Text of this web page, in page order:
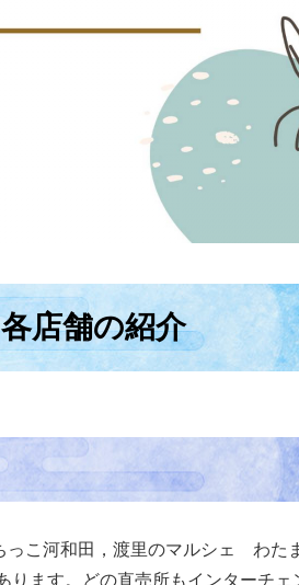
店舗の紹介
こ河和田，渡里のマルシェ わた
ります。どの直売所もインターチェ